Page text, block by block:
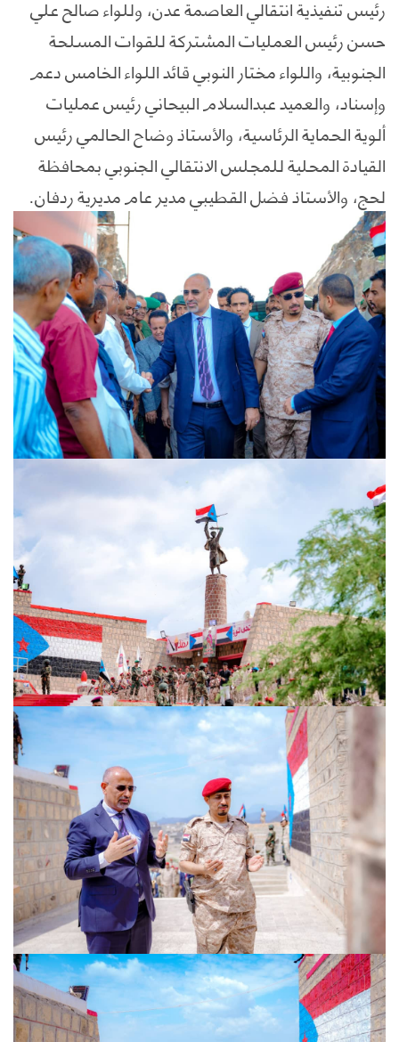
رئيس تنفيذية انتقالي العاصمة عدن، وللواء صالح علي
حسن رئيس العمليات المشتركة للقوات المسلحة
الجنوبية، واللواء مختار النوبي قائد اللواء الخامس دعم
وإسناد، والعميد عبدالسلام البيحاني رئيس عمليات
ألوية الحماية الرئاسية، والأستاذ وضاح الحالمي رئيس
القيادة المحلية للمجلس الانتقالي الجنوبي بمحافظة
لحج، والأستاذ فضل القطيبي مدير عام مديرية ردفان.